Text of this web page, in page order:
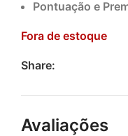
Pontuação e
Fora de estoque
Share:
Avaliações